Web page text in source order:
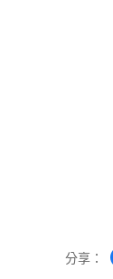
分享：